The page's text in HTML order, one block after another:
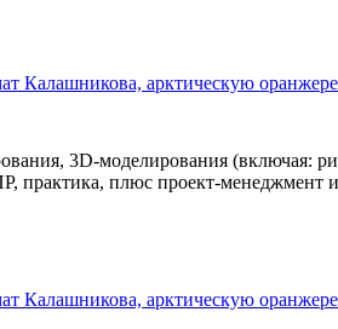
Калашникова, арктическую
3D-моделирования (включая:
практика, плюс проект-менеджмент
Калашникова, арктическую